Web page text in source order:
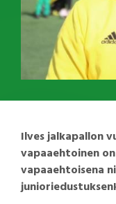
Ilves jalkapallon
vapaaehtoinen
vapaaehtoisena